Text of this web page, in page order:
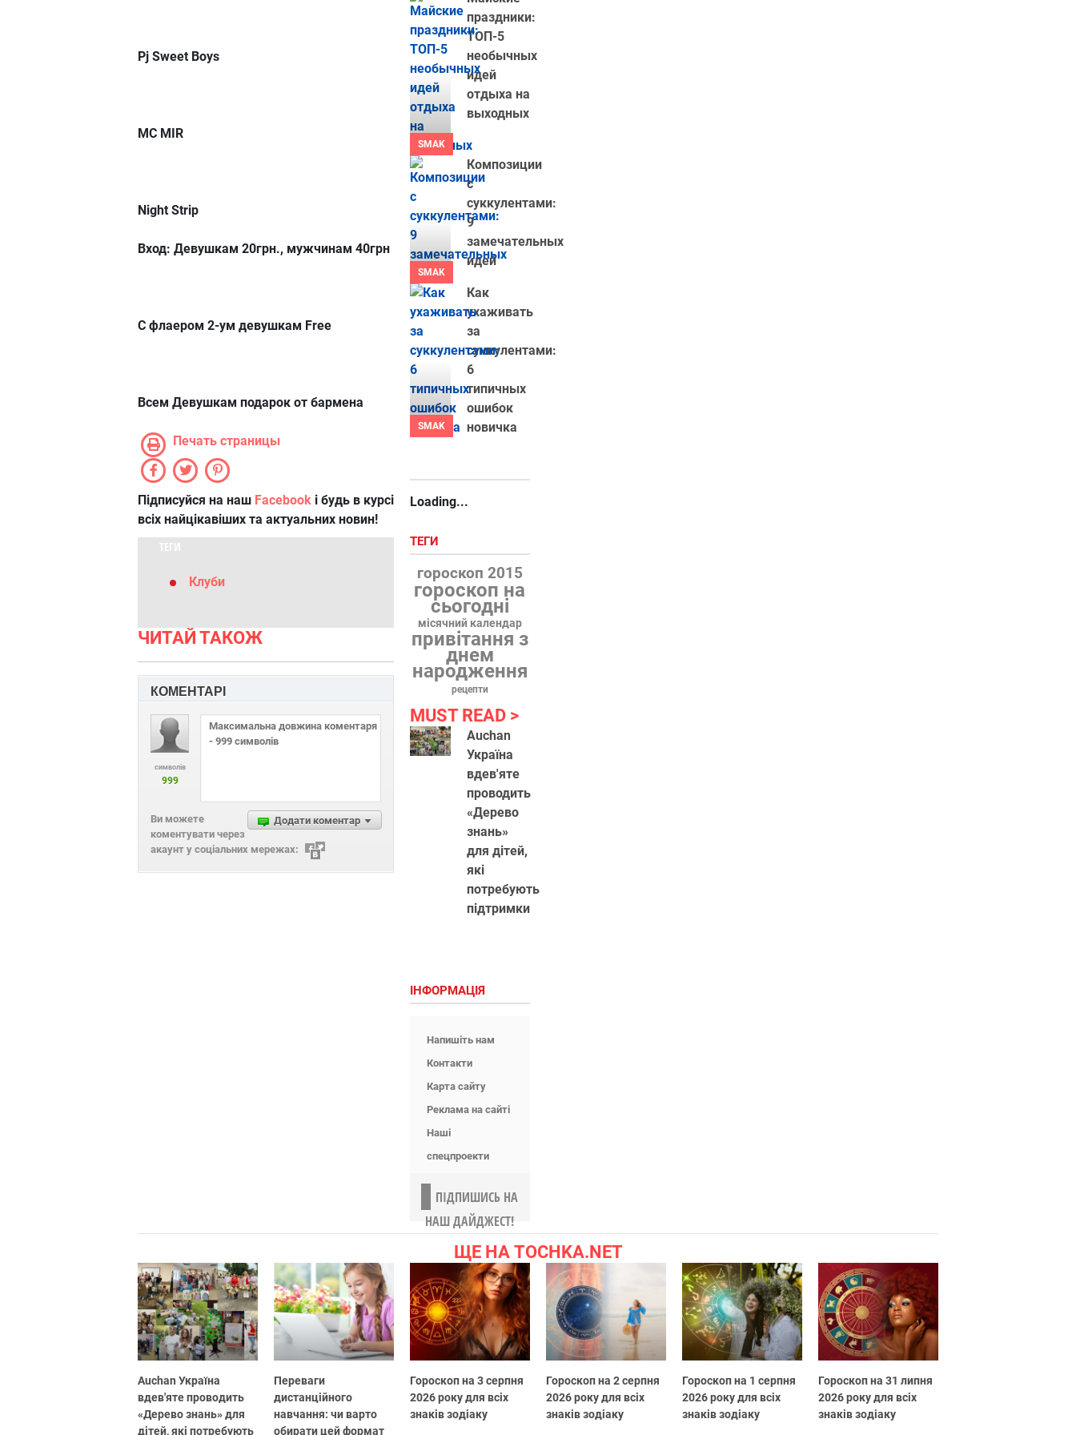
Pj Sweet Boys
MC MIR
Night Strip
Вход: Девушкам 20грн., мужчинам 40грн
С флаером 2-ум девушкам Free
Всем Девушкам подарок от бармена
Печать страницы
Підписуйся на наш Facebook і будь в курсі
всіх найцікавіших та актуальних новин!
ТЕГИ
Клуби
ЧИТАЙ ТАКОЖ
КОМЕНТАРІ
символів
999
Додати коментар
Ви можете
коментувати через
акаунт у соціальних мережах:
SMAK
праздники:
ТОП-5
необычных
идей
отдыха на
выходных
SMAK
Композиции
с
суккулентами:
9
замечательных
идей
SMAK
Как
ухаживать
за
суккулентами:
6
типичных
ошибок
новичка
Loading...
ТЕГИ
гороскоп 2015
гороскоп на
сьогодні
місячний календар
привітання з
днем
народження
рецепти
MUST READ
Auchan
Україна
вдев'яте
проводить
«Дерево
знань»
для дітей,
які
потребують
підтримки
ІНФОРМАЦІЯ
Напишіть нам
Контакти
Карта сайту
Реклама на сайті
Наші
спецпроекти
ПІДПИШИСЬ НА
НАШ ДАЙДЖЕСТ!
ЩЕ НА TOCHKA.NET
Auchan Україна
вдев'яте проводить
«Дерево знань» для
дітей, які потребують
Переваги
дистанційного
навчання: чи варто
обирати цей формат
Гороскоп на 3 серпня
2026 року для всіх
знаків зодіаку
Гороскоп на 2 серпня
2026 року для всіх
знаків зодіаку
Гороскоп на 1 серпня
2026 року для всіх
знаків зодіаку
Гороскоп на 31 липня
2026 року для всіх
знаків зодіаку